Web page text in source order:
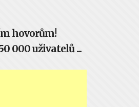
hovorům!
000 uživatelů ...